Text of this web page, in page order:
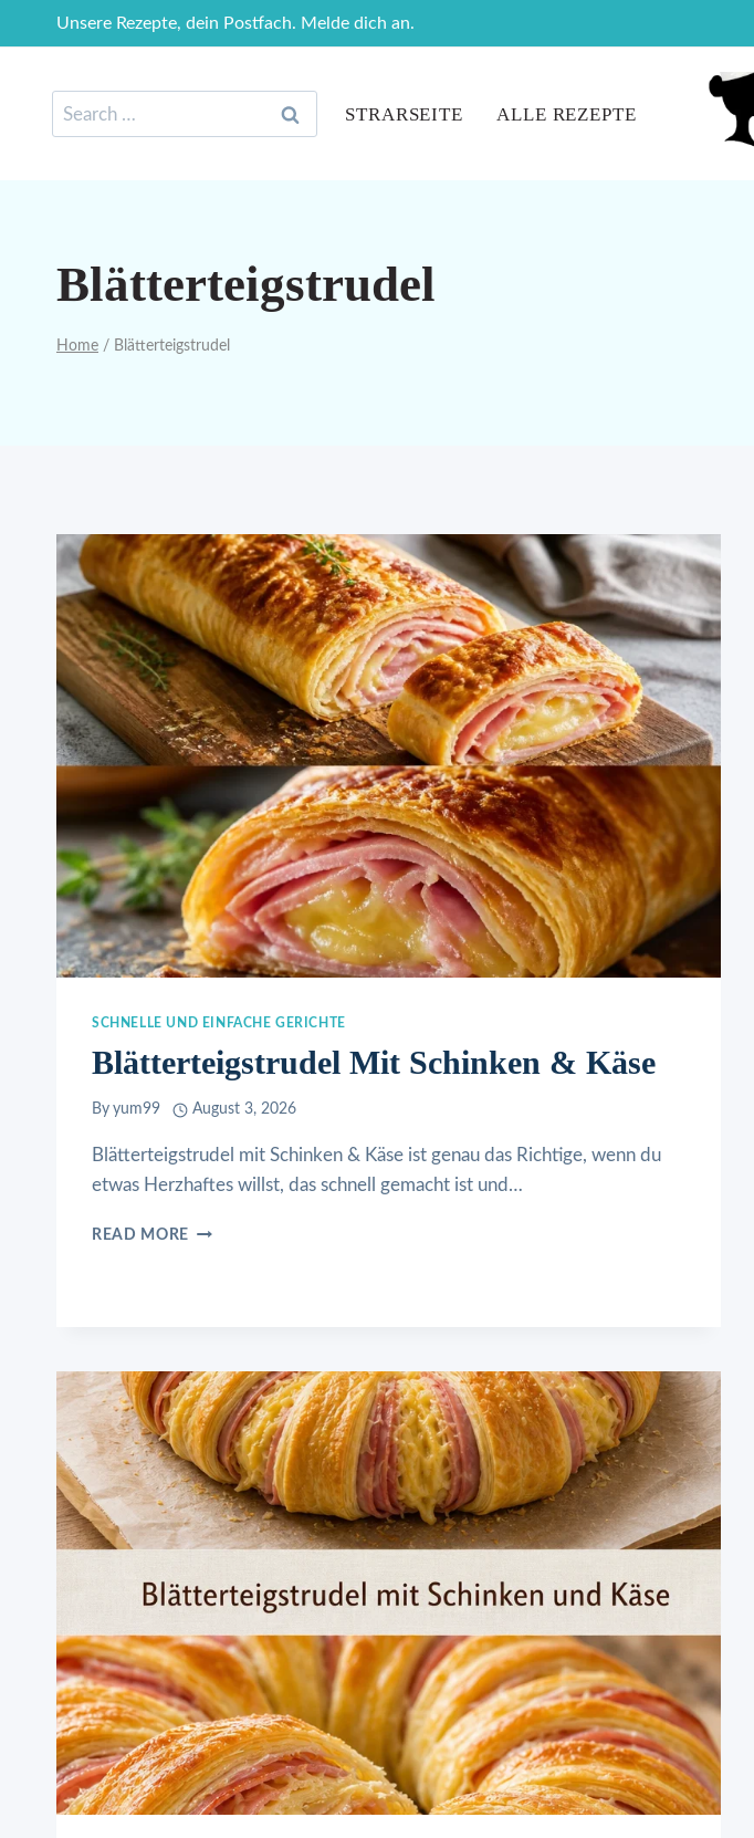
to
Unsere Rezepte, dein Postfach. Melde dich an.
Search
for:
STRARSEITE ALLE REZEPTE
Blätterteigstrudel
Home / Blätterteigstrudel
SCHNELLE UND EINFACHE GERICHTE
Blätterteigstrudel Mit Schinken & Käse
By yum99 August 3, 2026
Blätterteigstrudel mit Schinken & Käse ist genau das Richtige, wenn du
etwas Herzhaftes willst, das schnell gemacht ist und…
READ MORE BLÄTTERTEIGSTRUDEL